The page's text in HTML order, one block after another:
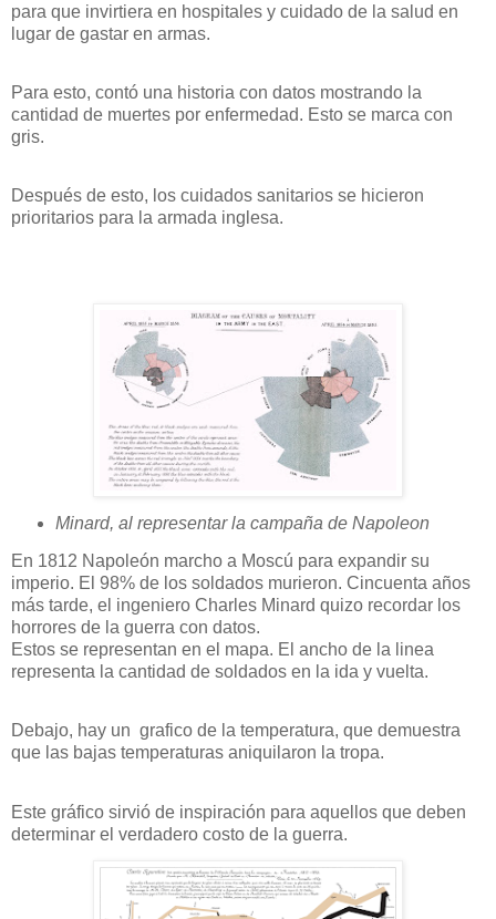
para que invirtiera en hospitales y cuidado de la salud en
lugar de gastar en armas.
Para esto, contó una historia con datos mostrando la
cantidad de muertes por enfermedad. Esto se marca con
gris.
Después de esto, los cuidados sanitarios se hicieron
prioritarios para la armada inglesa.
Minard, al representar la campaña de Napoleon
En 1812 Napoleón marcho a Moscú para expandir su
imperio. El 98% de los soldados murieron. Cincuenta años
más tarde, el ingeniero Charles Minard quizo recordar los
horrores de la guerra con datos.
Estos se representan en el mapa. El ancho de la linea
representa la cantidad de soldados en la ida y vuelta.
Debajo, hay un grafico de la temperatura, que demuestra
que las bajas temperaturas aniquilaron la tropa.
Este gráfico sirvió de inspiración para aquellos que deben
determinar el verdadero costo de la guerra.